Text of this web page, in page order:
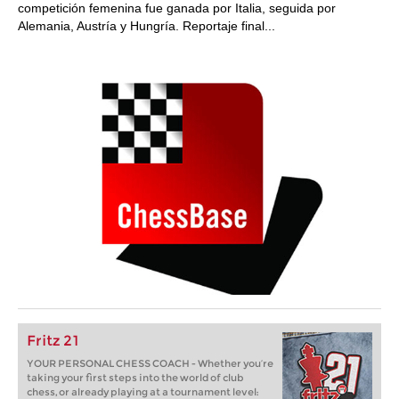
competición femenina fue ganada por Italia, seguida por
Alemania, Austría y Hungría. Reportaje final...
Fritz 21
YOUR PERSONAL CHESS COACH - Whether you’re
taking your first steps into the world of club
chess, or already playing at a tournament level: